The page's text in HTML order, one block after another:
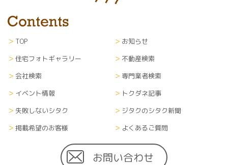
TOP
お知らせ
住宅フォトギャラリー
不動産検索
会社検索
専門業者検索
イベント情報
トクダネ記事
失敗しないシタク
ジタクのシタク新聞
掲載希望のお客様
よくあるご質問
お問い合わせ